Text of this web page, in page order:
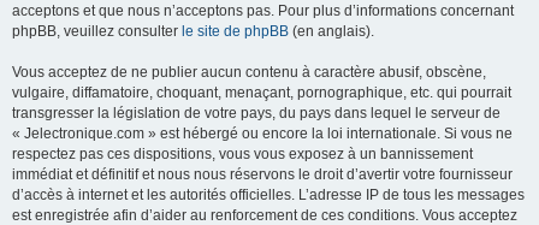
acceptons et que nous n’acceptons pas. Pour plus d’informations concernant
phpBB, veuillez consulter le site de phpBB (en anglais).
Vous acceptez de ne publier aucun contenu à caractère abusif, obscène,
vulgaire, diffamatoire, choquant, menaçant, pornographique, etc. qui pourrait
transgresser la législation de votre pays, du pays dans lequel le serveur de
« Jelectronique.com » est hébergé ou encore la loi internationale. Si vous ne
respectez pas ces dispositions, vous vous exposez à un bannissement
immédiat et définitif et nous nous réservons le droit d’avertir votre fournisseur
d’accès à internet et les autorités officielles. L’adresse IP de tous les messages
est enregistrée afin d’aider au renforcement de ces conditions. Vous acceptez